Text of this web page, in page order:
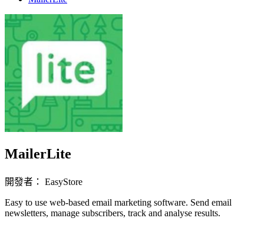
MailerLite
開發者： EasyStore
Easy to use web-based email marketing software. Send email
newsletters, manage subscribers, track and analyse results.